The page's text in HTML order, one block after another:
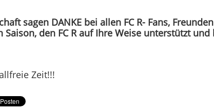
sagen DANKE bei allen FC R- Fans,
den FC R auf Ihre Weise unterstützt
Zeit!!!